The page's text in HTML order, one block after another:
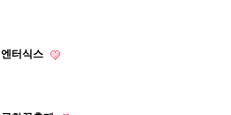
엔터식스